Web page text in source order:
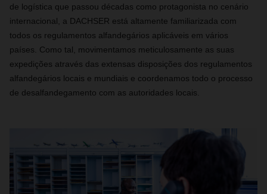
de logística que passou décadas como protagonista no cenário
internacional, a DACHSER está altamente familiarizada com
todos os regulamentos alfandegários aplicáveis ​​em vários
países. Como tal, movimentamos meticulosamente as suas
expedições através das extensas disposições dos regulamentos
alfandegários locais e mundiais e coordenamos todo o processo
de desalfandegamento com as autoridades locais.